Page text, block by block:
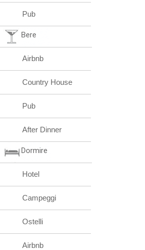
Pub
Bere
Airbnb
Country House
Pub
After Dinner
Dormire
Hotel
Campeggi
Ostelli
Airbnb